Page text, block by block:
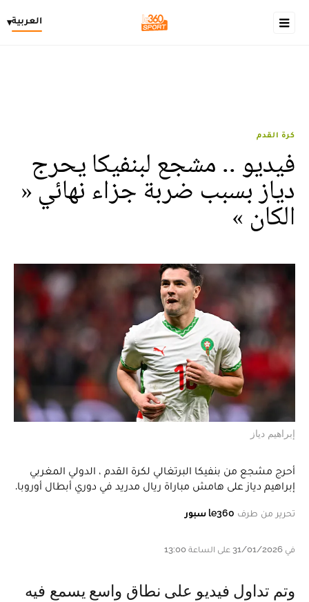
العربية▾
كرة القدم
فيديو .. مشجع لبنفيكا يحرج
دياز بسبب ضربة جزاء نهائي «
الكان »
إبراهيم دياز
أحرج مشجع من بنفيكا البرتغالي لكرة القدم ، الدولي المغربي
إبراهيم دياز على هامش مباراة ريال مدريد في دوري أبطال أوروبا.
تحرير من طرف le360 سبور
في 31/01/2026 على الساعة 13:00
و تم تداول فيديو على نطاق واسع يسمع فيه